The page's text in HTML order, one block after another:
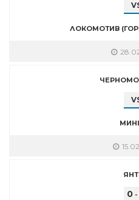
ЛОКОМОТИВ
0 -